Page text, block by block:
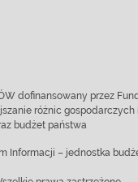
dofinansowany przez
różnic gospodarczych
budżet państwa
Informacji – jednostka